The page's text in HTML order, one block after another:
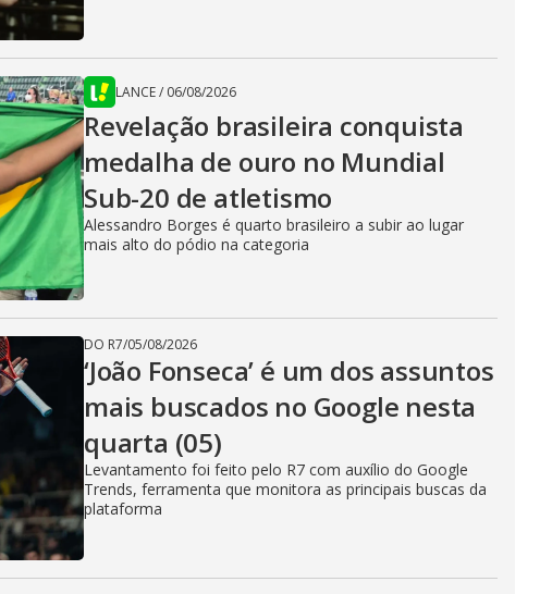
LANCE/ 06/08/2026
Revelação brasileira conquista
medalha de ouro no Mundial
Sub-20 de atletismo
Alessandro Borges é quarto brasileiro a subir ao lugar
mais alto do pódio na categoria
DO R7/05/08/2026
‘João Fonseca’ é um dos assuntos
mais buscados no Google nesta
quarta (05)
Levantamento foi feito pelo R7 com auxílio do Google
Trends, ferramenta que monitora as principais buscas da
plataforma